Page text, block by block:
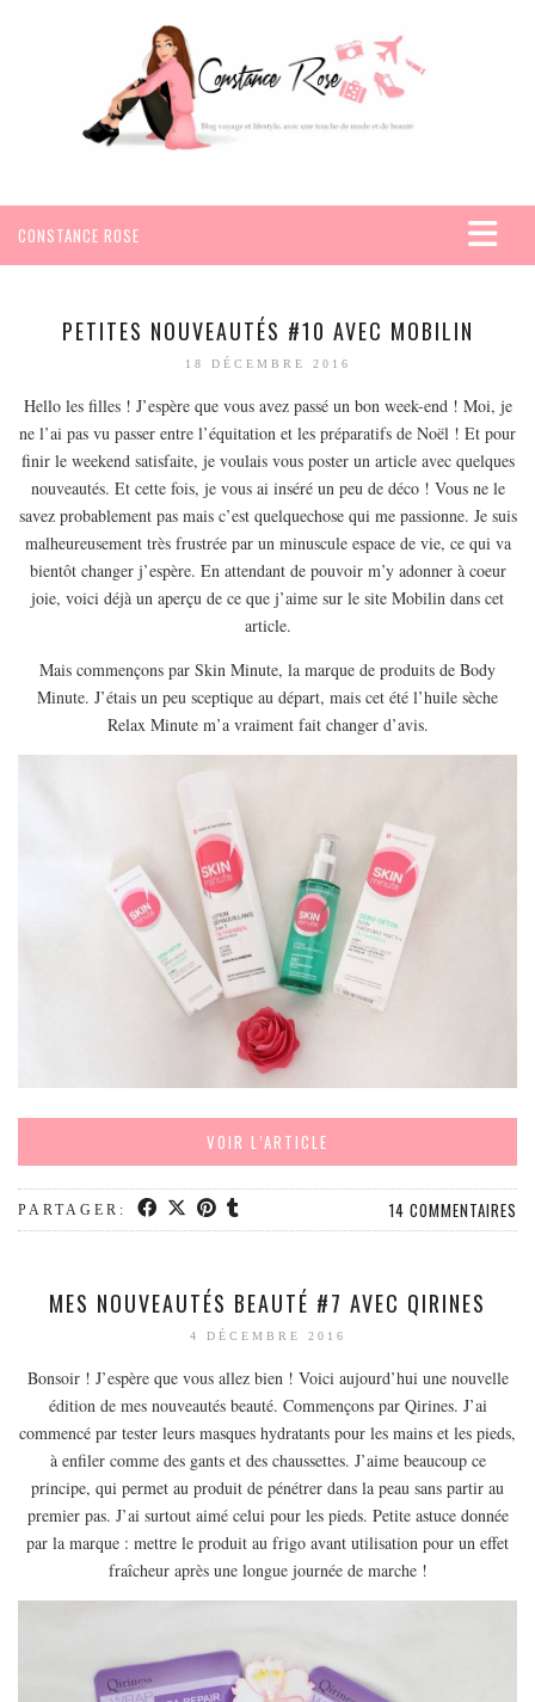
CONSTANCE ROSE
VOYAGES
SEYCHELLES
AMÉRIQUE
MEXIQUE
EUROPE
ESPAGNE
HONGRIE
ITALIE
AUSTRALIE
ARTICLES PRATIQUES
MON PROGRAMME DE YOGA EN LIGNE
DIY
LIFESTYLE
A PROPOS
PARUTIONS ET PARTENARIATS
PETITES NOUVEAUTÉS #10 AVEC MOBILIN
18 DÉCEMBRE 2016
Hello les filles ! J’espère que vous avez passé un bon week-end ! Moi, je
ne l’ai pas vu passer entre l’équitation et les préparatifs de Noël ! Et pour
finir le weekend satisfaite, je voulais vous poster un article avec quelques
nouveautés. Et cette fois, je vous ai inséré un peu de déco ! Vous ne le
savez probablement pas mais c’est quelquechose qui me passionne. Je suis
malheureusement très frustrée par un minuscule espace de vie, ce qui va
bientôt changer j’espère. En attendant de pouvoir m’y adonner à coeur
joie, voici déjà un aperçu de ce que j’aime sur le site Mobilin dans cet
article.
Mais commençons par Skin Minute, la marque de produits de Body
Minute. J’étais un peu sceptique au départ, mais cet été l’huile sèche
Relax Minute m’a vraiment fait changer d’avis.
VOIR L’ARTICLE
PARTAGER: 14 COMMENTAIRES
MES NOUVEAUTÉS BEAUTÉ #7 AVEC QIRINES
4 DÉCEMBRE 2016
Bonsoir ! J’espère que vous allez bien ! Voici aujourd’hui une nouvelle
édition de mes nouveautés beauté. Commençons par Qirines. J’ai
commencé par tester leurs masques hydratants pour les mains et les pieds,
à enfiler comme des gants et des chaussettes. J’aime beaucoup ce
principe, qui permet au produit de pénétrer dans la peau sans partir au
premier pas. J’ai surtout aimé celui pour les pieds. Petite astuce donnée
par la marque : mettre le produit au frigo avant utilisation pour un effet
fraîcheur après une longue journée de marche !